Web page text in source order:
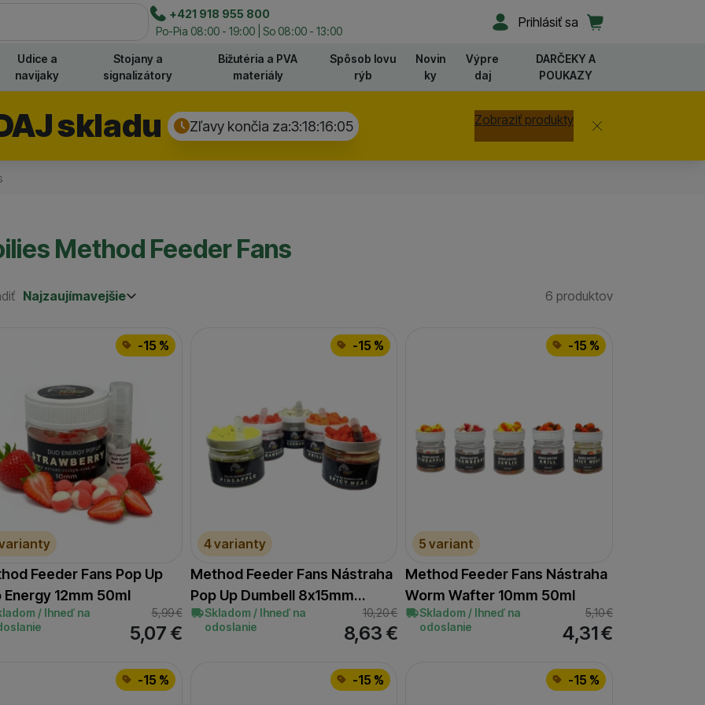
Hľadať
+421 918 955 800
Po-Pia 08:00 - 19:00 | So 08:00 - 13:00
Užívateľská sekcia
Prihlásiť sa Košík
Udice a
navijaky
Stojany a
signalizátory
Bižutéria a PVA
materiály
Spôsob lovu
rýb
Novin
ky
Výpre
daj
DARČEKY A
POUKAZY
skladu Zľavy končia za:3:18:16:05 Zobraziť produkty Zavrieť
Method Feeder Fans
Najzaujímavejšie
Najzaujímavejšie Nájdených
6 produktov
-15 %
Feeder Fans Pop Up
Energy 12mm 50ml
/ Ihneď na
5,99€
5,07 €
-15 %
4 varianty
Method Feeder Fans Nástraha
Pop Up Dumbell 8x15mm…
Skladom / Ihneď na
odoslanie
10,20€
8,63 €
-15 %
5 variant
Method Feeder Fans Nástraha
Worm Wafter 10mm 50ml
Skladom / Ihneď na
odoslanie
5,10€
4,31€
-15 % -15 % -15 %